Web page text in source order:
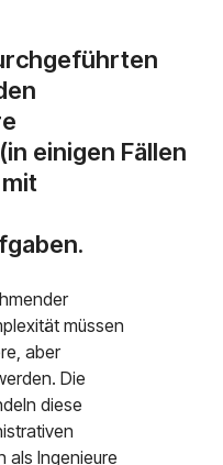
einigen Fällen
müssen
aber
Die
diese
als Ingenieure